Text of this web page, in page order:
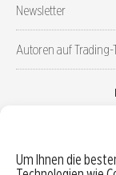
Um Ihnen die
Newsletter
Autoren auf Trading-